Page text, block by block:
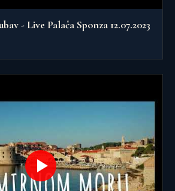
- Live Palača Sponza 12.07.2023